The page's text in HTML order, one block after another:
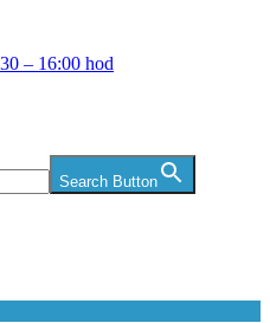
– 16:00 hod
Search Button